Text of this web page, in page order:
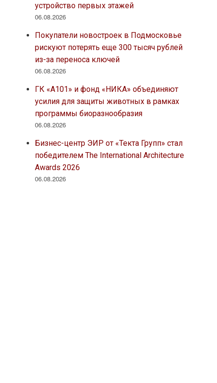
устройство первых этажей
06.08.2026
Покупатели новостроек в Подмосковье
рискуют потерять еще 300 тысяч рублей
из-за переноса ключей
06.08.2026
ГК «А101» и фонд «НИКА» объединяют
усилия для защиты животных в рамках
программы биоразнообразия
06.08.2026
Бизнес-центр ЭИР от «Текта Групп» стал
победителем The International Architecture
Awards 2026
06.08.2026